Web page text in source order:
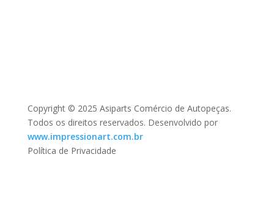
Copyright © 2025 Asiparts Comércio de Autopeças.
Todos os direitos reservados. Desenvolvido por
www.impressionart.com.br
Política de Privacidade